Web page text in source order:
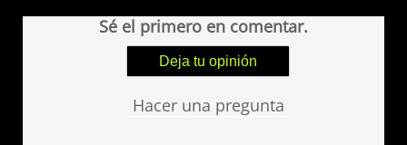
Sé el primero en comentar.
Deja tu opinión
Hacer una pregunta